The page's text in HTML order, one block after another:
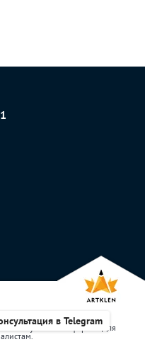
публичной офертой. Для
в Telegram